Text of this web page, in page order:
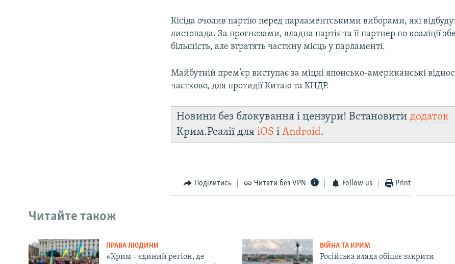
Кісіда очолив партію перед парламентськими виборами, які
листопада. За прогнозами, владна партія та її партнер по коаліції
більшість, але втратять частину місць у парламенті.
Майбутній прем’єр виступає за міцні японсько-американські
частково, для протидії Китаю та КНДР.
Новини без блокування і цензури! Встановитидодаток
Крим.Реалії дляiOS іAndroid.
Поділитись Читати без VPN Follow us Print
Читайте також
ПРАВА ЛЮДИНИ
«Крим – єдиний регіон, де
ВІЙНА ТА КРИМ
Російська влада обіцяє закрити